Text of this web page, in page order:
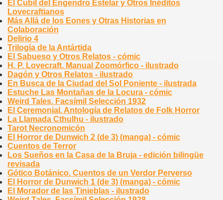
El Cubil del Engendro Estelar y Otros Inéditos
Lovecraftianos
Más Allá de los Eones y Otras Historias en
Colaboración
Delirio 4
Trilogía de la Antártida
El Sabueso y Otros Relatos - cómic
H. P. Lovecraft. Manual Zoomórfico - ilustrado
Dagón y Otros Relatos - ilustrado
En Busca de la Ciudad del Sol Poniente - ilustrada
Estuche Las Montañas de la Locura - cómic
Weird Tales. Facsímil Selección 1932
El Ceremonial. Antología de Relatos de Folk Horror
La Llamada Cthulhu - ilustrado
Tarot Necronomicón
El Horror de Dunwich 2 (de 3) (manga) - cómic
Cuentos de Terror
Los Sueños en la Casa de la Bruja - edición bilingüe
revisada
Gótico Botánico. Cuentos de un Verdor Perverso
El Horror de Dunwich 1 (de 3) (manga) - cómic
El Morador de las Tinieblas - ilustrado